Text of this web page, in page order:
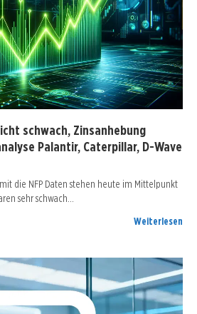
schwach, Zinsanhebung
Palantir, Caterpillar, D-Wave
die NFP Daten stehen heute im Mittelpunkt
sehr schwach…
Weiterlesen